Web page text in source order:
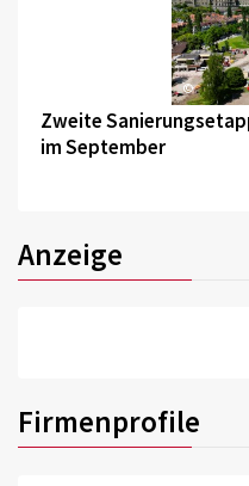
©
Zweite
im September
Anzeige
Firmenprofile